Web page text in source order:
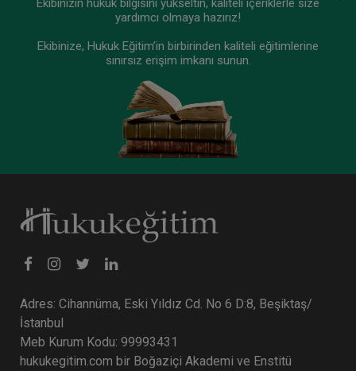
Taşınmaz Hukuku - III. Medeni Hukuku Kongresi
Ekibinizin hukuk bilgisini yükseltin, kaliteli içeriklerle size
yardımcı olmaya hazırız!
Ekibinize, Hukuk Eğitim’in birbirinden kaliteli eğitimlerine
sınırsız erişim imkanı sunun.
Adres: Cihannüma, Eski Yıldız Cd. No 6 D:8, Beşiktaş/
İstanbul
Meb Kurum Kodu: 99993431
hukukegitim.com bir Boğaziçi Akademi ve Enstitü